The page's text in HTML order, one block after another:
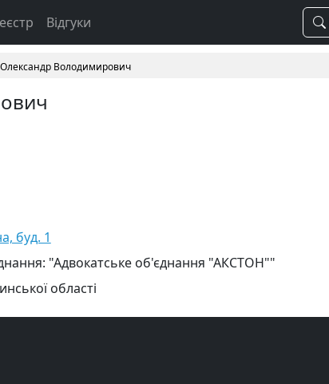
Відгуки
Володимирович
буд. 1
"Адвокатське об'єднання "АКСТОН""
області